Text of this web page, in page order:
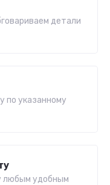
детали
по указанному
любым удобным